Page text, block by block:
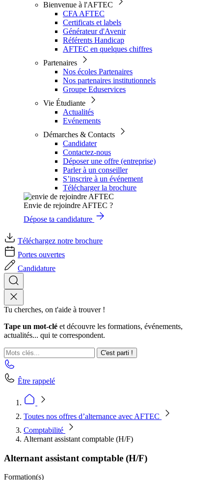
Bienvenue à l'AFTEC
CFA AFTEC
Certificats et labels
Générateur d'Avenir
Référents Handicap
AFTEC en quelques chiffres
Partenaires
Nos écoles Partenaires
Nos partenaires institutionnels
Groupe Eduservices
Vie Étudiante
Actualités
Evénements
Démarches & Contacts
Candidater
Contactez-nous
Déposer une offre (entreprise)
Parler à un conseiller
S’inscrire à un événement
Télécharger la brochure
Envie de rejoindre AFTEC ?
Dépose ta candidature
Téléchargez notre brochure
Portes ouvertes
Candidature
Tu cherches, on t'aide à trouver !
Tape un mot-clé et découvre les formations, événements,
actualités... qui te correspondent.
C'est parti !
Être rappelé
Toutes nos offres d’alternance avec AFTEC
Comptabilité
Alternant assistant comptable (H/F)
Alternant assistant comptable (H/F)
Formation(s)